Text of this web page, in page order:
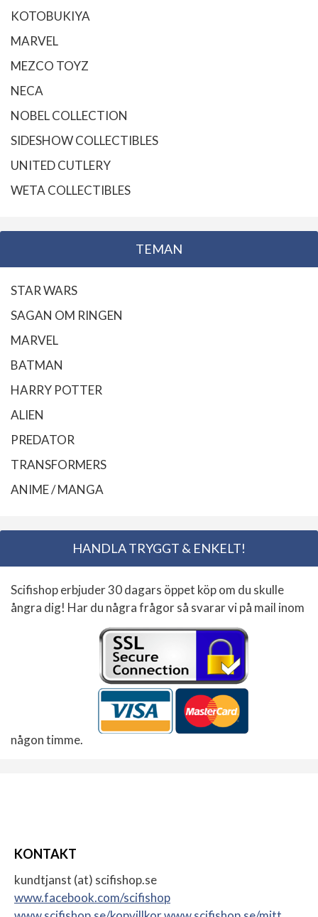
KOTOBUKIYA
MARVEL
MEZCO TOYZ
NECA
NOBEL COLLECTION
SIDESHOW COLLECTIBLES
UNITED CUTLERY
WETA COLLECTIBLES
TEMAN
STAR WARS
SAGAN OM RINGEN
MARVEL
BATMAN
HARRY POTTER
ALIEN
PREDATOR
TRANSFORMERS
ANIME / MANGA
HANDLA TRYGGT & ENKELT!
Scifishop erbjuder 30 dagars öppet köp om du skulle
ångra dig! Har du några frågor så svarar vi på mail inom
någon timme.
KONTAKT
kundtjanst (at) scifishop.se
www.facebook.com/scifishop